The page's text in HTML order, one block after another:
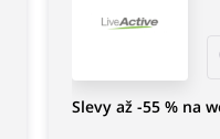
Slevy až -55 % na